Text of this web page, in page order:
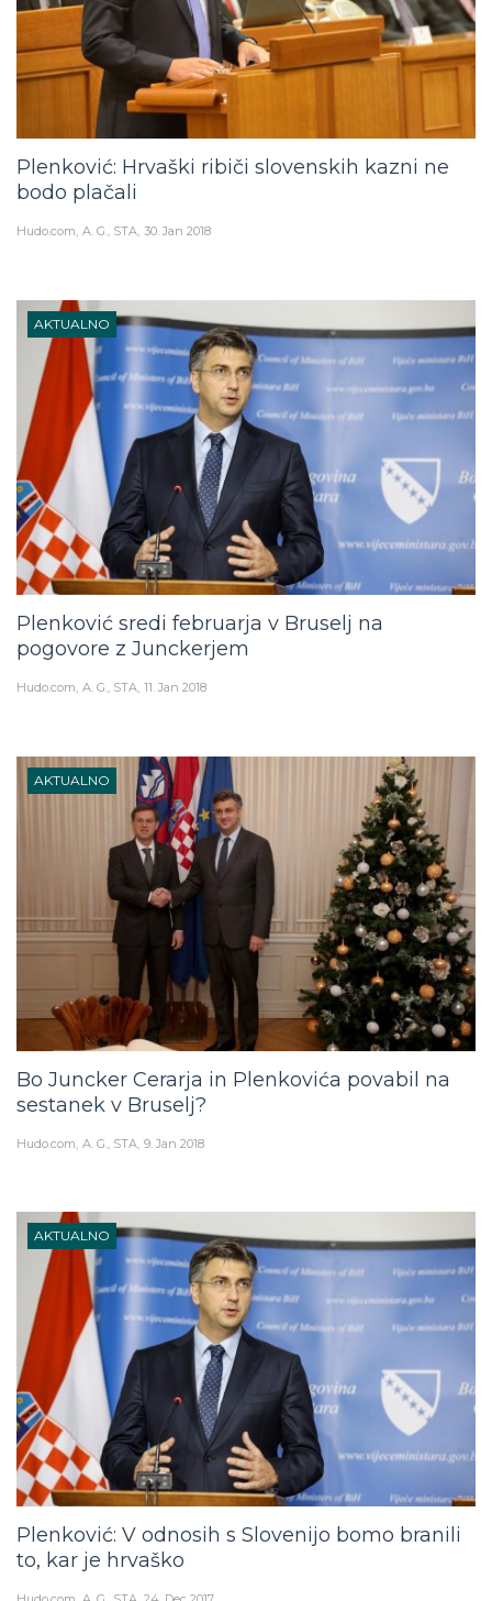
Plenković: Hrvaški ribiči slovenskih kazni ne
bodo plačali
Hudo.com A. G., STA 30. Jan 2018
AKTUALNO
Plenković sredi februarja v Bruselj na
pogovore z Junckerjem
Hudo.com A. G., STA 11. Jan 2018
AKTUALNO
Bo Juncker Cerarja in Plenkovića povabil na
sestanek v Bruselj?
Hudo.com A. G., STA 9. Jan 2018
AKTUALNO
Plenković: V odnosih s Slovenijo bomo branili
to, kar je hrvaško